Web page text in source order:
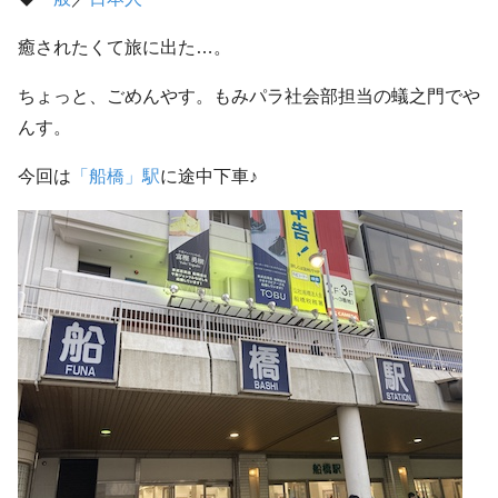
癒されたくて旅に出た…。
ちょっと、ごめんやす。もみパラ社会部担当の蟻之門でや
んす。
今回は 「船橋」駅に途中下車♪